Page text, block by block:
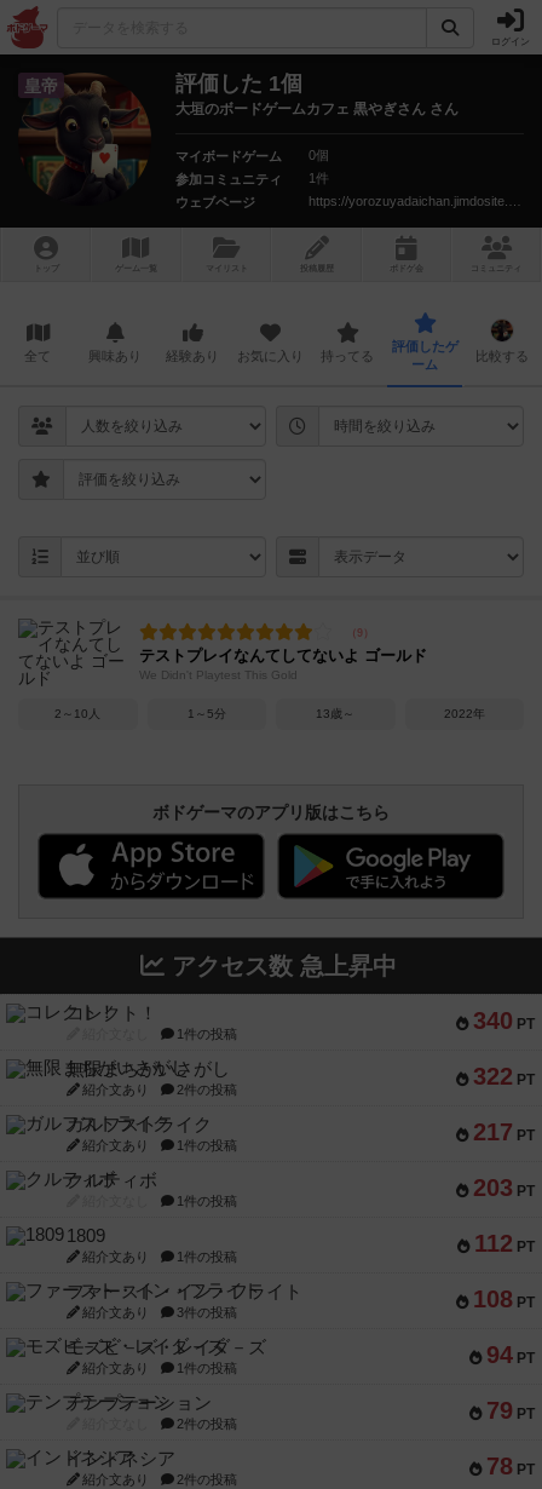
ログイン
皇帝 評価した 1個
大垣のボードゲームカフェ 黒やぎさん さん
マイボードゲーム
0個
参加コミュニティ
1件
ウェブページ
トップ ゲーム一覧 マイリスト 投稿履歴 ボ ドゲ コミュニティ
全て 興味あり 経験あり お気に入り 持ってる
評価したゲ
ーム
比較する
テストプレイなんてしてないよ ゴールド
We Didn't Playtest This Gold
2～10人 1～5分 13歳～ 2022年
ボドゲーマのアプリ版はこちら
アクセス数 急上昇中
340 PT
コレクト！
1件の投稿
322 PT
無限まちがいさがし
紹介文あり 2件の投稿
217 PT
ガルフストライク
紹介文あり 1件の投稿
203 PT
クルティボ
1件の投稿
112 PT
1809
紹介文あり 1件の投稿
108 PT
ファースト・イン・フライト
紹介文あり 3件の投稿
94 PT
モズビ－ズ・レイダ－ズ
紹介文あり 1件の投稿
79 PT
テンプテーション
2件の投稿
78 PT
インドネシア
紹介文あり 2件の投稿